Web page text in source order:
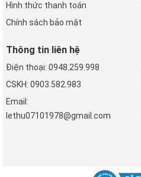
Hình thức thanh toán
Chính sách bảo mật
Thông tin liên hệ
Điện thoại: 0948.259.998
CSKH: 0903.582.983
Email:
lethu07101978@gmail.com